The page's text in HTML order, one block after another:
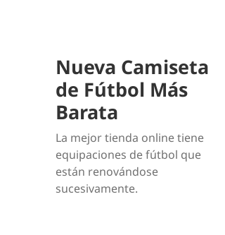
Nueva Camiseta
de Fútbol Más
Barata
La mejor tienda online tiene
equipaciones de fútbol que
están renovándose
sucesivamente.